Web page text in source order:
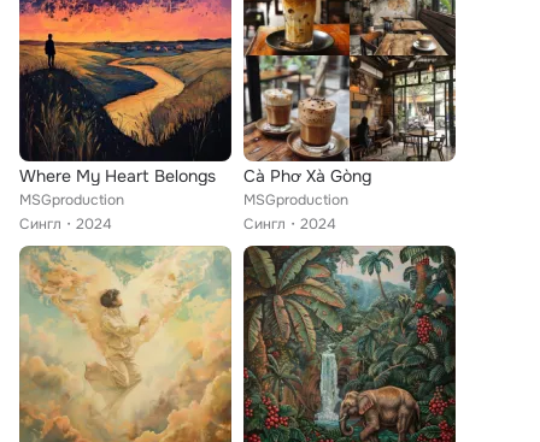
Where My Heart Belongs
MSGproduction
Сингл
2024
Cà Phơ Xà Gòng
MSGproduction
Сингл
2024